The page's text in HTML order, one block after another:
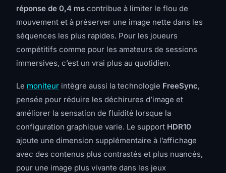
réponse de 0,4 ms contribue à limiter le flou de
mouvement et à préserver une image nette dans les
séquences les plus rapides. Pour les joueurs
compétitifs comme pour les amateurs de sessions
immersives, c’est un vrai plus au quotidien.
Le moniteur intègre aussi la technologie FreeSync,
pensée pour réduire les déchirures d’image et
améliorer la sensation de fluidité lorsque la
configuration graphique varie. Le support HDR10
ajoute une dimension supplémentaire à l’affichage
avec des contenus plus contrastés et plus nuancés,
pour une image plus vivante dans les jeux